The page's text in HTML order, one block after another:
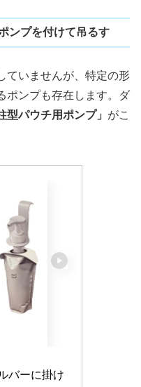
ンプを付けて吊るす
ていませんが、特定の形
ポンプも存在します。ダ
型パウチ用ポンプ」 がこ
バーに掛け